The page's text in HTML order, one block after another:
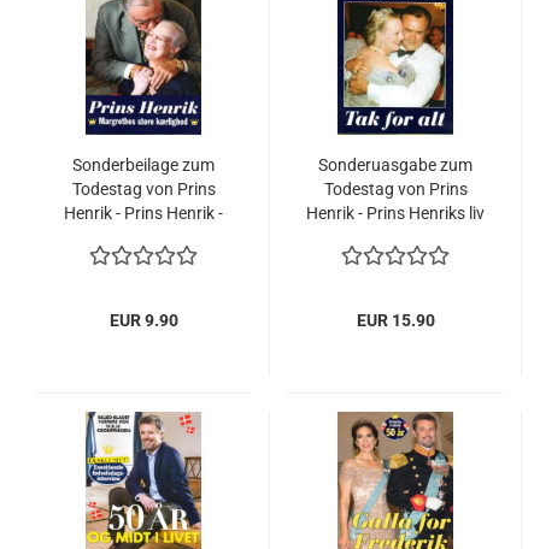
Sonderbeilage zum
Todestag von Prins
Henrik - Prins Henrik -
kaerlighed
EUR 9.90
Sonderuasgabe zum
Todestag von Prins
Henrik - Prins Henriks liv
Königin Margrethe
EUR 15.90